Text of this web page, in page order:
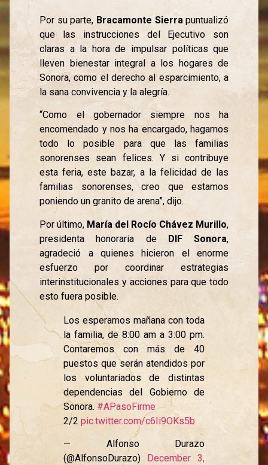
Por su parte, Bracamonte Sierrapuntualizó
que las instrucciones del Ejecutivo son
claras a la hora de impulsar políticas que
lleven bienestar integral a los hogares de
Sonora, como el derecho al esparcimiento, a
la sana convivencia y la alegría.
“Como el gobernador siempre nos ha
encomendado y nos ha encargado, hagamos
todo lo posible para que las familias
sonorenses sean felices. Y si contribuye
esta feria, este bazar, a la felicidad de las
familias sonorenses, creo que estamos
poniendo un granito de arena”, dijo.
Por último, María del Rocío Chávez Murillo,
presidenta honoraria de DIF Sonora,
agradeció a quienes hicieron el enorme
esfuerzo por coordinar estrategias
interinstitucionales y acciones para que todo
esto fuera posible.
Los esperamos mañana con toda
la familia, de 8:00 am a 3:00 pm.
Contaremos con más de 40
puestos que serán atendidos por
los voluntariados de distintas
dependencias del Gobierno de
Sonora.#APasoFirme
2/2pic.twitter.com/c6Ii9OKs5b
— Alfonso Durazo
(@AlfonsoDurazo) December 3,